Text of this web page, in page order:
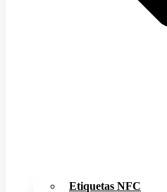
Etiquetas NFC